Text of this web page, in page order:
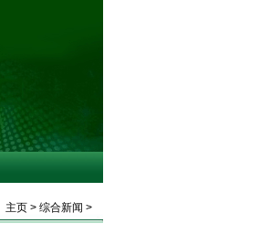
主页 > 综合新闻 >